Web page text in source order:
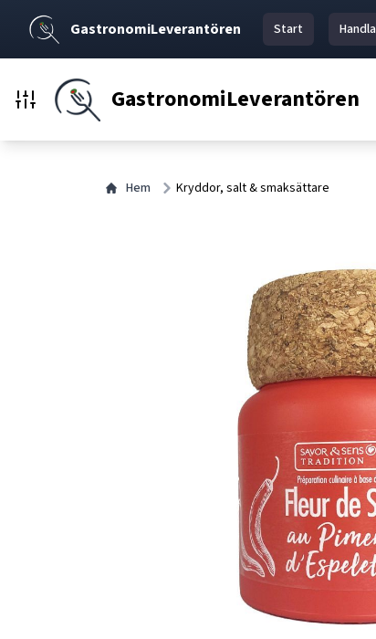
GastronomiLeverantören Start Handla
GastronomiLeverantören
Hem Kryddor, salt & smaksättare